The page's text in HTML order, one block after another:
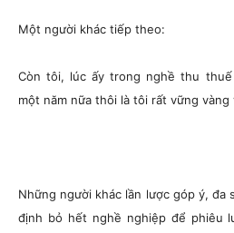
Một người khác tiếp theo:
Còn tôi, lúc ấy trong nghề thu
một năm nữa thôi là tôi rất vững vàng
Những người khác lần lược góp ý, đa
định bỏ hết nghề nghiệp để phiêu